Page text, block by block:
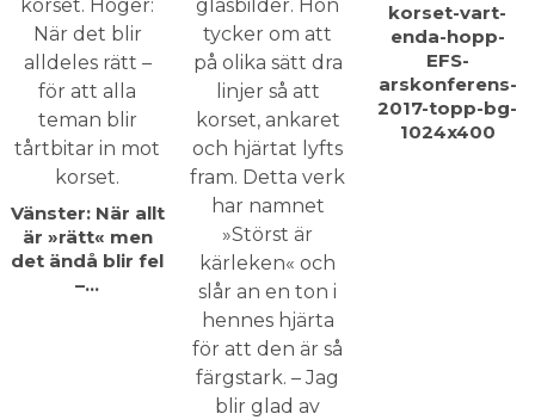
Vänster: När allt
är »rätt« men
det ändå blir fel
–…
korset-vart-
enda-hopp-
EFS-
arskonferens-
2017-topp-bg-
1024x400